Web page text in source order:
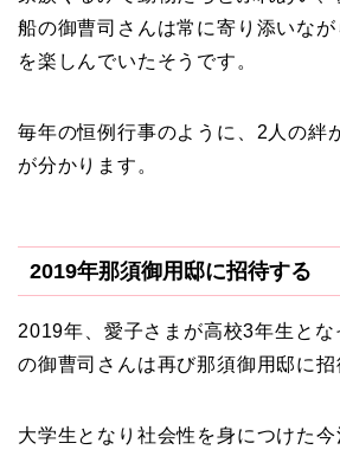
船の御曹司さんは常に寄り添いな
を楽しんでいたそうです。
毎年の恒例行事のように、2人の絆
が分かります。
2019年那須御用邸に招待する
2019年、愛子さまが高校3年生と
の御曹司さんは再び那須御用邸に招
大学生となり社会性を身につけた